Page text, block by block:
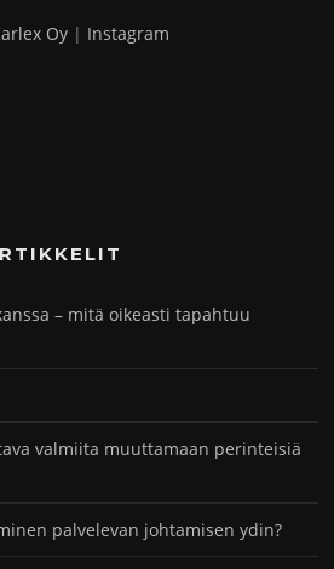
Oy | Instagram
– mitä oikeasti tapahtuu
valmiita muuttamaan perinteisiä
palvelevan johtamisen ydin?